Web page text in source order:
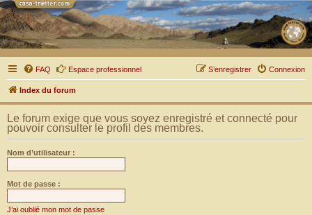
FAQ Espace professionnel Connexion
S’enregistrer
Index du forum
Le forum exige que vous soyez enregistré et connecté pour
pouvoir consulter le profil des membres.
Nom d’utilisateur :
Mot de passe :
J’ai oublié mon mot de passe